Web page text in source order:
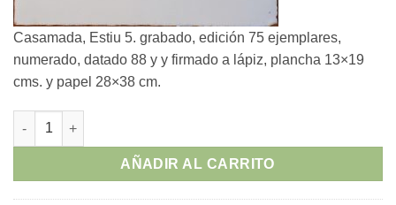
Casamada, Estiu 5. grabado, edición 75 ejemplares,
numerado, datado 88 y y firmado a lápiz, plancha 13×19
cms. y papel 28×38 cm.
Albert Rafols Casamada - "Estiu 5" grabado cantidad
AÑADIR AL CARRITO